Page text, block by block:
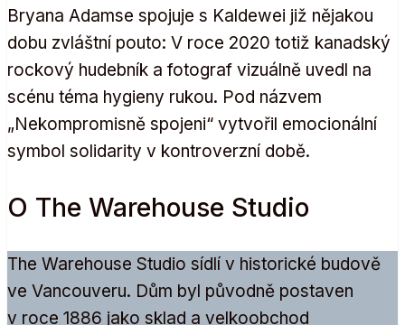
Bryana Adamse spojuje s Kaldewei již nějakou
dobu zvláštní pouto: V roce 2020 totiž kanadský
rockový hudebník a fotograf vizuálně uvedl na
scénu téma hygieny rukou. Pod názvem
„Nekompromisně spojeni“ vytvořil emocionální
symbol solidarity v kontroverzní době.
O The Warehouse Studio
The Warehouse Studio sídlí v historické budově
ve Vancouveru. Dům byl původně postaven
v roce 1886 jako sklad a velkoobchod